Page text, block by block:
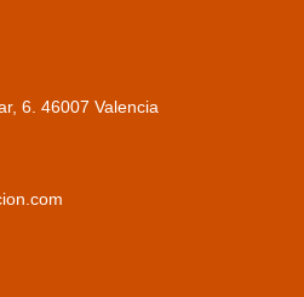
6. 46007 Valencia